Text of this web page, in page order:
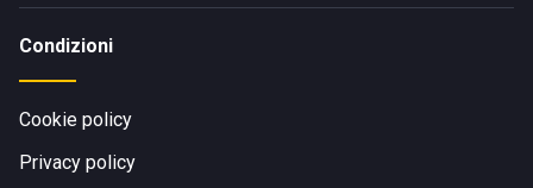
Condizioni
Cookie policy
Privacy policy